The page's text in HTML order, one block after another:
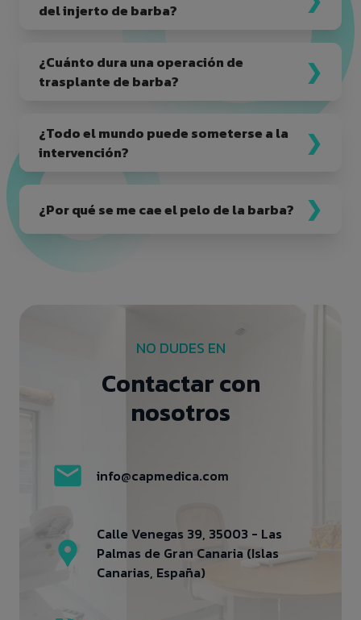
del injerto de barba?
¿Cuánto dura una operación de
trasplante de barba?
¿Todo el mundo puede someterse a la
intervención?
¿Por qué se me cae el pelo de la barba?
NO DUDES EN
Contactar con
nosotros
info@capmedica.com
Calle Venegas 39, 35003 - Las
Palmas de Gran Canaria (Islas
Canarias, España)